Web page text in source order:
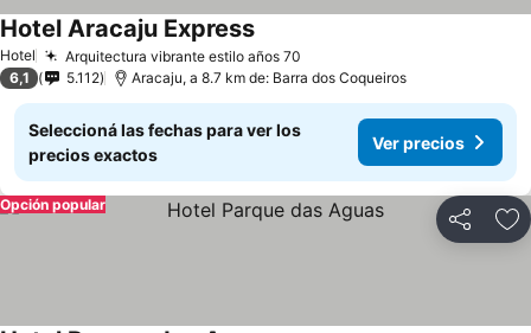
Hotel Arquitectura vibrante estilo años 70
Hotel Aracaju Express
6,1 5.112 Aracaju, a 8.7 km de: Barra dos Coqueiros
Seleccioná las fechas para ver los
precios exactos
Ver precios
Compartir
Opción popular